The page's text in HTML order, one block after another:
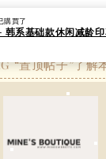
追踪您的订单
的商店
“置顶帖子”了解
購買了